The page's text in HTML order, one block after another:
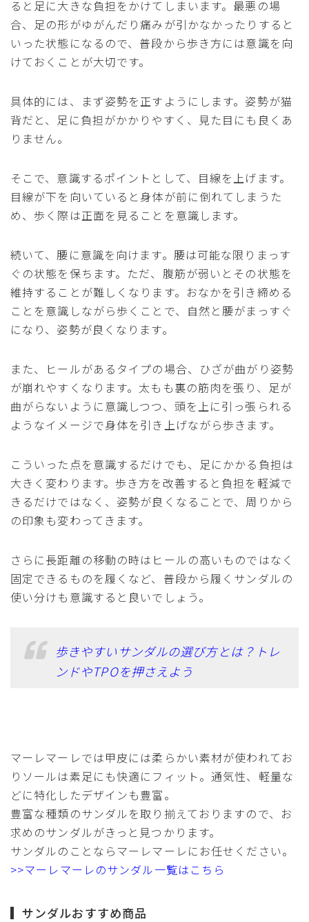
ると足に大きな負担をかけてしまいます。最悪の場
合、足の形がゆがんだり痛みが引かなかったりすると
いった状態になるので、普段から歩き方には意識を向
けておくことが大切です。
具体的には、まず姿勢を正すようにします。姿勢が猫
背だと、足に負担がかかりやすく、見た目にも良くあ
りません。
そこで、意識するポイントとして、目線を上げます。
目線が下を向いていると身体が前に倒れてしまうた
め、歩く際は正面を見ることを意識します。
続いて、腰に意識を向けます。腰は可能な限りまっす
ぐの状態を保ちます。ただ、腹筋が弱いとその状態を
維持することが難しくなります。おなかを引き締める
ことを意識しながら歩くことで、自然と腰がまっすぐ
になり、姿勢が良くなります。
また、ヒールがあるタイプの場合、ひざが曲がり姿勢
が崩れやすくなります。太もも裏の筋肉を張り、足が
曲がらないように意識しつつ、頭を上に引っ張られる
ようなイメージで身体を引き上げながら歩きます。
こういった点を意識するだけでも、足にかかる負担は
大きく変わります。歩き方を改善すると負担を軽減で
きるだけではなく、姿勢が良くなることで、周りから
の印象も変わってきます。
さらに長距離の移動の時はヒールの高いものではなく
固定できるものを履くなど、普段から履くサンダルの
使い分けも意識すると良いでしょう。
歩きやすいサンダルの選び方とは？トレ
ンドやTPOを押さえよう
マーレマーレでは甲皮には柔らかい素材が使われてお
りソールは素足にも快適にフィット。通気性、軽量な
どに特化したデザインも豊富。
豊富な種類のサンダルを取り揃えておりますので、お
求めのサンダルがきっと見つかります。
サンダルのことならマーレマーレにお任せください。
>>マーレマーレのサンダル一覧はこちら
サンダルおすすめ商品